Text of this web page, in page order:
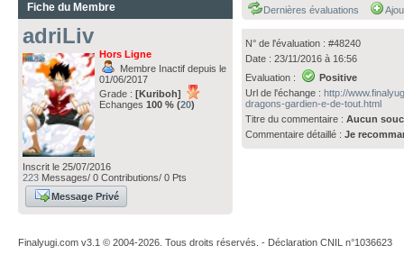
Fiche du Membre
adriLiv
Hors Ligne
Membre Inactif depuis le
01/06/2017
Grade : [Kuriboh]
Echanges 100 % (20)
Inscrit le 25/07/2016
223 Messages/ 0 Contributions/ 0 Pts
Message Privé
Dernières évaluations
N° de l'évaluation : #48240
Date : 23/11/2016 à 16:56
Evaluation :
Positive
Url de l'échange :http://
dragons-gardien-e-de-tout.html
Titre du commentaire :Aucun
Commentaire détaillé :Je
Finalyugi.com v3.1 © 2004-2026. Tous droits réservés. - Déclaration CNIL n°1036623